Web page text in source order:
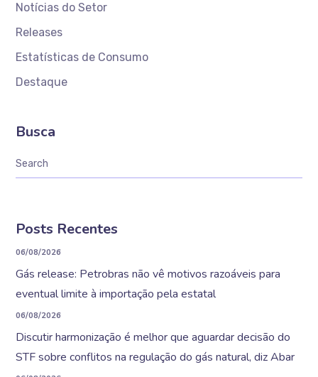
Notícias do Setor
Releases
Estatísticas de Consumo
Destaque
Busca
Posts Recentes
06/08/2026
Gás release: Petrobras não vê motivos razoáveis para
eventual limite à importação pela estatal
06/08/2026
Discutir harmonização é melhor que aguardar decisão do
STF sobre conflitos na regulação do gás natural, diz Abar